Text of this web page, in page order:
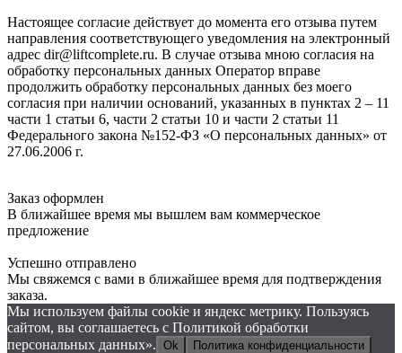
Настоящее согласие действует до момента его отзыва путем
направления соответствующего уведомления на электронный
адрес dir@liftcomplete.ru. В случае отзыва мною согласия на
обработку персональных данных Оператор вправе
продолжить обработку персональных данных без моего
согласия при наличии оснований, указанных в пунктах 2 – 11
части 1 статьи 6, части 2 статьи 10 и части 2 статьи 11
Федерального закона №152-ФЗ «О персональных данных» от
27.06.2006 г.
Заказ оформлен
В ближайшее время мы вышлем вам коммерческое
предложение
Успешно отправлено
Мы свяжемся с вами в ближайшее время для подтверждения
заказа.
Мы используем файлы cookie и яндекс метрику. Пользуясь
сайтом, вы соглашаетесь с Политикой обработки
персональных данных». Ok Политика конфиденциальности